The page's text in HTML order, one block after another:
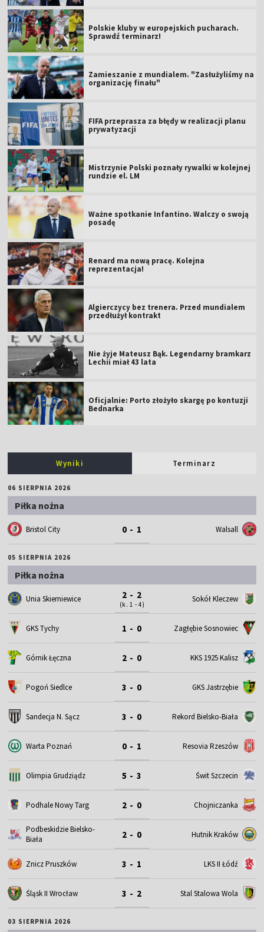
Polskie kluby w europejskich pucharach.
Sprawdź terminarz!
Zamieszanie z mundialem. "Zasłużyliśmy na
organizację finału"
FIFA przeprasza za błędy w realizacji planu
prywatyzacji
Mistrzynie Polski poznały rywalki w kolejnej
rundzie el. LM
Ważne spotkanie Infantino. Walczy o swoją
posadę
Renard ma nową pracę. Kolejna
reprezentacja!
Algierczycy bez trenera. Przed mundialem
przedłużył kontrakt
Nie żyje Mateusz Bąk. Legendarny bramkarz
Lechii miał 43 lata
Oficjalnie: Porto złożyło skargę po kontuzji
Bednarka
Wyniki Terminarz
06 SIERPNIA 2026
Piłka nożna
Bristol City 0 - 1 Walsall
05 SIERPNIA 2026
Piłka nożna
Unia Skierniewice 2 - 2
(k. 1 - 4)
Sokół Kleczew
GKS Tychy 1 - 0 Zagłębie Sosnowiec
Górnik Łęczna 2 - 0 KKS 1925 Kalisz
Pogoń Siedlce 3 - 0 GKS Jastrzębie
Sandecja N. Sącz 3 - 0 Rekord Bielsko-Biała
Warta Poznań 0 - 1 Resovia Rzeszów
Olimpia Grudziądz 5 - 3 Świt Szczecin
Podhale Nowy Targ 2 - 0 Chojniczanka
Podbeskidzie Bielsko-
Biała
2 - 0 Hutnik Kraków
Znicz Pruszków 3 - 1 LKS II Łódź
Śląsk II Wrocław 3 - 2 Stal Stalowa Wola
03 SIERPNIA 2026